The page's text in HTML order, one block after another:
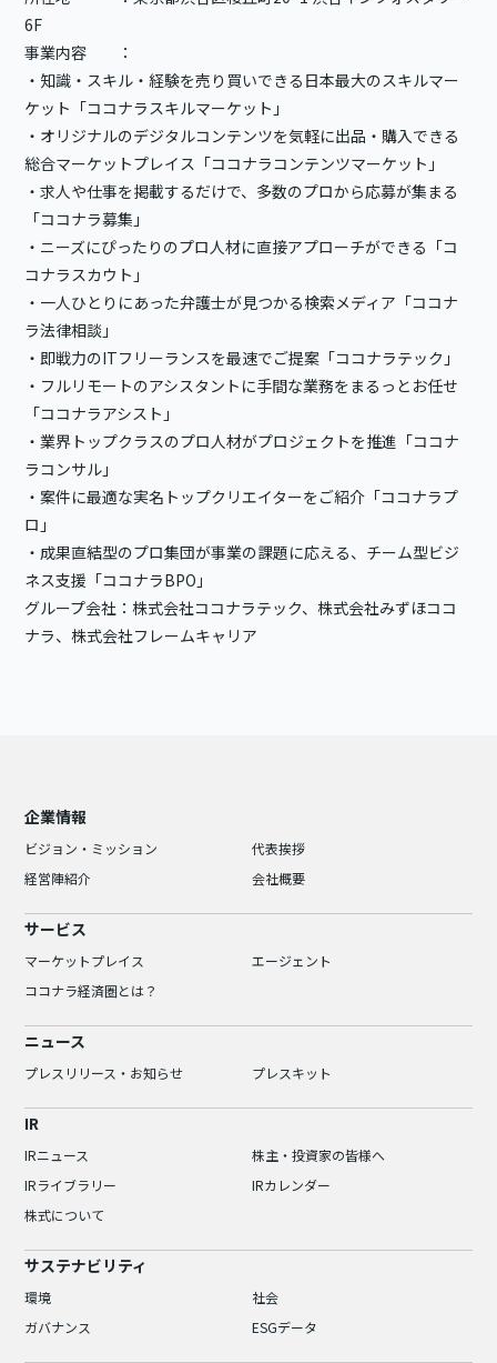
6F
事業内容 ：
・知識・スキル・経験を売り買いできる日本最大のスキルマー
ケット「ココナラスキルマーケット」
・オリジナルのデジタルコンテンツを気軽に出品・購入できる
総合マーケットプレイス「ココナラコンテンツマーケット」
・求人や仕事を掲載するだけで、多数のプロから応募が集まる
「ココナラ募集」
・ニーズにぴったりのプロ人材に直接アプローチができる「コ
コナラスカウト」
・一人ひとりにあった弁護士が見つかる検索メディア「ココナ
ラ法律相談」
・即戦力のITフリーランスを最速でご提案「ココナラテック」
・フルリモートのアシスタントに手間な業務をまるっとお任せ
「ココナラアシスト」
・業界トップクラスのプロ人材がプロジェクトを推進「ココナ
ラコンサル」
・案件に最適な実名トップクリエイターをご紹介「ココナラプ
ロ」
・成果直結型のプロ集団が事業の課題に応える、チーム型ビジ
ネス支援「ココナラBPO」
グループ会社：株式会社ココナラテック、株式会社みずほココ
ナラ、株式会社フレームキャリア
企業情報
ビジョン・ミッション
代表挨拶
経営陣紹介
会社概要
サービス
マーケットプレイス
エージェント
ココナラ経済圏とは？
ニュース
プレスリリース・お知らせ プレスキット
IR
IRニュース
株主・投資家の皆様へ
IRライブラリー
IRカレンダー
株式について
サステナビリティ
環境
社会
ガバナンス
ESGデータ